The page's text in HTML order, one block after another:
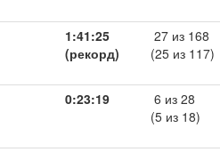
1:41:25
(рекорд)
27 из 168
(25 из 117)
0:23:19
6 из 28
(5 из 18)